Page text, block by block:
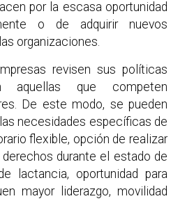
por la escasa oportunidad
o de adquirir nuevos
organizaciones.
revisen sus políticas
aquellas que competen
De este modo, se pueden
necesidades específicas de
flexible, opción de realizar
durante el estado de
lactancia, oportunidad para
mayor liderazgo, movilidad